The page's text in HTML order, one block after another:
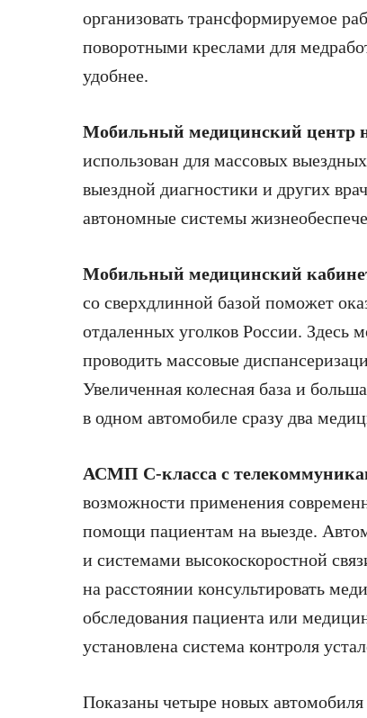
организовать трансформируемое
поворотными креслами для
удобнее.
Мобильный медицинский центр
использован для массовых
выездной диагностики и других
автономные системы
Мобильный медицинский
со сверхдлинной базой поможет
отдаленных уголков России. Здесь
проводить массовые
Увеличенная колесная база и
в одном автомобиле сразу два
АСМП С-класса с
возможности применения
помощи пациентам на выезде.
и системами высокоскоростной
на расстоянии консультировать
обследования пациента или
установлена система контроля
Показаны четыре новых автомобиля